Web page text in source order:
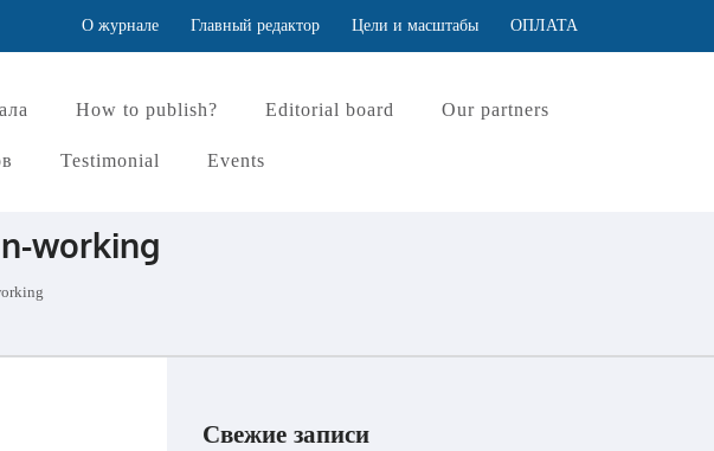
О журнале Главный редактор Цели и масштабы ОПЛАТА
How to publish? Editorial board Our partners
Testimonial Events
working
Свежие записи